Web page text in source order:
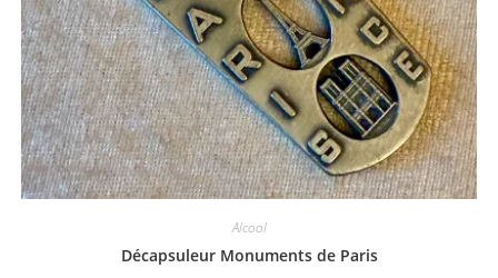
Alcool
Décapsuleur Monuments de Paris